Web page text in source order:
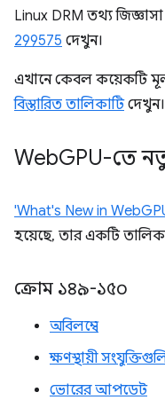
Linux DRM তথ্য
299575 দেখুন।
এখানে কেবল কয়েকটি
বিস্তারিত তালিকাটিদেখুন।
WebGPU-তে
'What's New in
হয়েছে, তার একটি
ক্রোম ১৪৯-১৫০
অবিলম্বে
ক্ষণস্থায়ী
ভোরের আপডেট